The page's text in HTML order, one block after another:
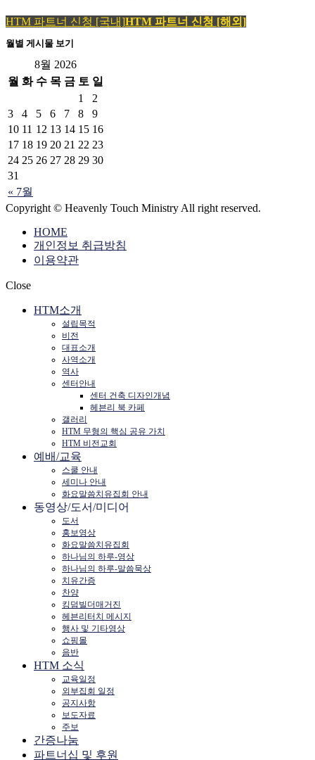
HTM 파트너 신청 [국내]HTM 파트너 신청 [해외]
월별 게시물 보기
8월 2026
월 화 수 목 금 토 일
« 7월
1
2
3
4 5 6 7 8
9
10 11 12 13 14 15 16
17 18 19 20 21 22 23
24 25 26 27 28 29 30
31
Copyright © Heavenly Touch Ministry All right reserved.
HOME
개인정보 취급방침
이용약관
Close
HTM소개
설립목적
비전
대표소개
사역소개
역사
센터안내
센터 건축 디자인개념
헤븐리 북 카페
갤러리
HTM 무형의 핵심 공유 가치
HTM 비전교회
예배/교육
스쿨 안내
세미나 안내
화요말씀치유집회 안내
동영상/도서/미디어
도서
홍보영상
화요말씀치유집회
하나님의 하루-영상
하나님의 하루-말씀묵상
치유간증
찬양
킹덤빌더매거진
헤븐리터치 메시지
행사 및 기타영상
쇼핑몰
음반
HTM 소식
교육일정
외부집회 일정
공지사항
보도자료
주보
간증나눔
파트너십 및 후원